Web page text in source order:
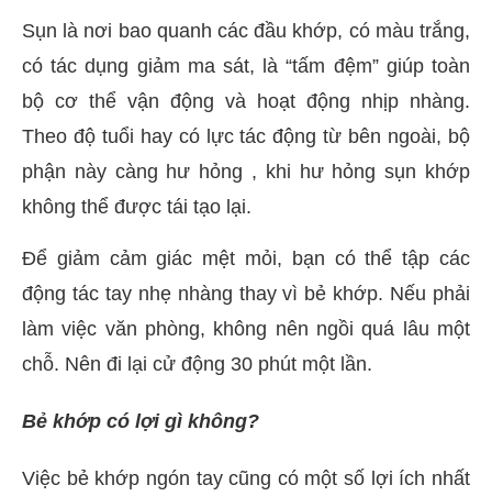
Sụn ​​là nơi bao quanh các đầu khớp, có màu trắng,
có tác dụng giảm ma sát, là “tấm đệm” giúp toàn
bộ cơ thể vận động và hoạt động nhịp nhàng.
Theo độ tuổi hay có lực tác động từ bên ngoài, bộ
phận này càng hư hỏng , khi hư hỏng sụn khớp
không thể được tái tạo lại.
Để giảm cảm giác mệt mỏi, bạn có thể tập các
động tác tay nhẹ nhàng thay vì bẻ khớp. Nếu phải
làm việc văn phòng, không nên ngồi quá lâu một
chỗ. Nên đi lại cử động 30 phút một lần.
Bẻ khớp có lợi gì không?
Việc bẻ khớp ngón tay cũng có một số lợi ích nhất